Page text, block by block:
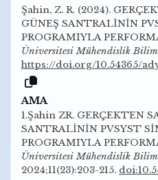
Şahin, Z. R. (2024).
GÜNEŞ SANTRALİNİN
PROGRAMIYLA
Üniversitesi Mühendislik
https://doi.org/10.54365/
AMA
1.Şahin ZR. GERÇEKTEN
SANTRALİNİN PVSYST
PROGRAMIYLA
Üniversitesi Mühendislik
2024;11(23):203-215.